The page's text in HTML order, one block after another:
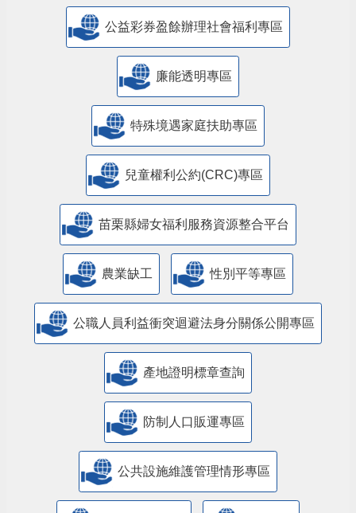
公益彩券盈餘辦理社會福利專區
廉能透明專區
特殊境遇家庭扶助專區
兒童權利公約(CRC)專區
苗栗縣婦女福利服務資源整合平台
農業缺工 性別平等專區
公職人員利益衝突迴避法身分關係公開專區
產地證明標章查詢
防制人口販運專區
​公共設施維護管理情形專區